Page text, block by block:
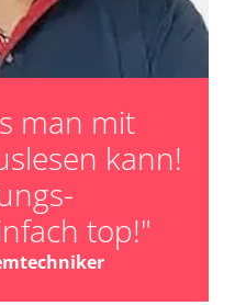
man mit
kann!
top!"